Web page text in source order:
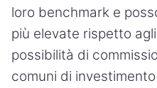
loro benchmark e
più elevate rispetto
possibilità di
comuni di